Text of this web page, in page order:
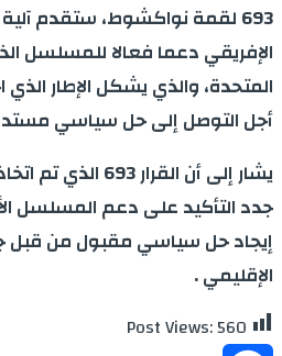
693 لقمة نواكشوط، ستقدم آلية
الإفريقي دعما فعالا للمسلسل
المتحدة، والذي يشكل الإطار
أجل التوصل إلى حل سياسي
يشار إلى أن
جدد التأكيد على دعم المسلسل
إيجاد حل سياسي مقبول من قبل
الإقليمي .
Post Views:560